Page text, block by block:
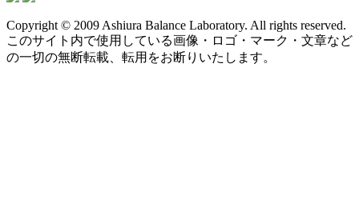
Copyright © 2009 Ashiura Balance Laboratory. All rights reserved.
このサイト内で使用している画像・ロゴ・マーク・文章など
の一切の無断転載、転用をお断りいたします。